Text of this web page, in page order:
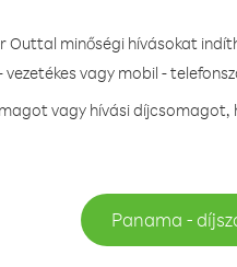
Outtal minőségi hívásokat
vezetékes vagy mobil -
vagy hívási
Panama -